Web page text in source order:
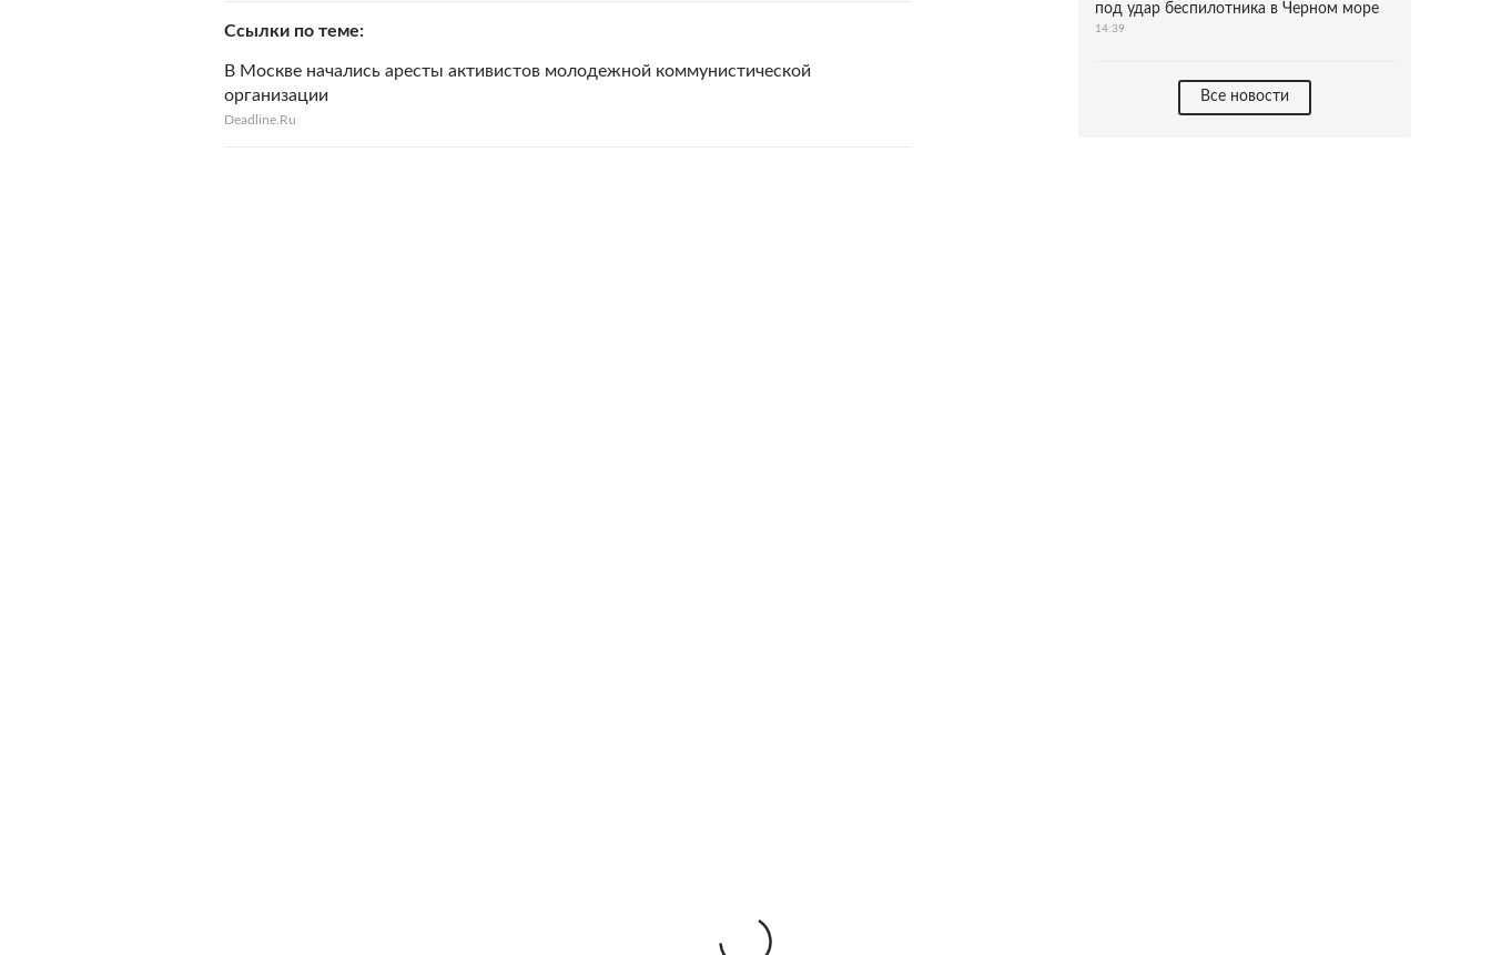
Ссылки по теме
В Москве начались аресты активистов молодежной коммунистической
организации
Deadline.Ru
под удар беспилотника в Черном море
14:39
Все новости